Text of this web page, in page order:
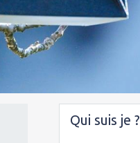
Qui suis je ?